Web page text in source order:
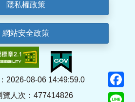
隱私權政策
網站安全政策
2026-08-06 14:49:59.0
覽人次：477414826